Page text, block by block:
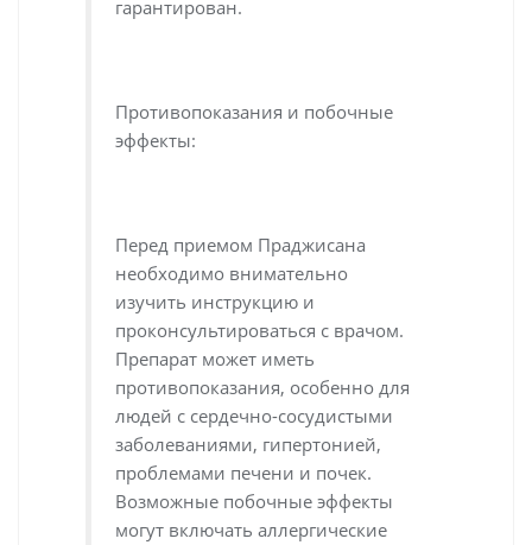
гарантирован.
Противопоказания и побочные
эффекты:
Перед приемом Праджисана
необходимо внимательно
изучить инструкцию и
проконсультироваться с врачом.
Препарат может иметь
противопоказания, особенно для
людей с сердечно-сосудистыми
заболеваниями, гипертонией,
проблемами печени и почек.
Возможные побочные эффекты
могут включать аллергические